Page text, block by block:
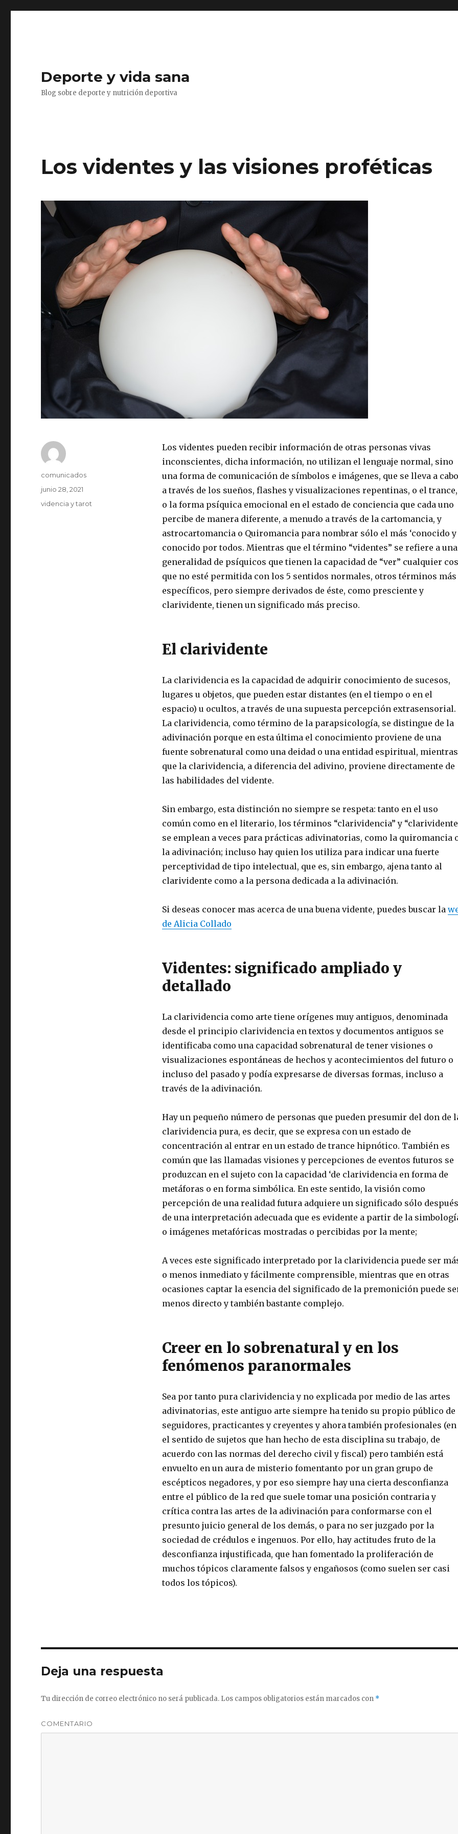
Deporte y vida sana
Blog sobre deporte y nutrición deportiva
Los videntes y las visiones proféticas
Los videntes pueden recibir información de otras personas vivas
inconscientes, dicha información, no utilizan el lenguaje normal, sino
una forma de comunicación de símbolos e imágenes, que se lleva a cabo
a través de los sueños, flashes y visualizaciones repentinas, o el trance,
o la forma psíquica emocional en el estado de conciencia que cada uno
percibe de manera diferente, a menudo a través de la cartomancia, y
astrocartomancia o Quiromancia para nombrar sólo el más ‘conocido y
conocido por todos. Mientras que el término “videntes” se refiere a una
generalidad de psíquicos que tienen la capacidad de “ver” cualquier
que no esté permitida con los 5 sentidos normales, otros términos más
específicos, pero siempre derivados de éste, como presciente y
clarividente, tienen un significado más preciso.
El clarividente
La clarividencia es la capacidad de adquirir conocimiento de sucesos,
lugares u objetos, que pueden estar distantes (en el tiempo o en el
espacio) u ocultos, a través de una supuesta percepción extrasensorial.
La clarividencia, como término de la parapsicología, se distingue de la
adivinación porque en esta última el conocimiento proviene de una
fuente sobrenatural como una deidad o una entidad espiritual, mientras
que la clarividencia, a diferencia del adivino, proviene directamente de
las habilidades del vidente.
Sin embargo, esta distinción no siempre se respeta: tanto en el uso
común como en el literario, los términos “clarividencia” y
se emplean a veces para prácticas adivinatorias, como la quiromancia
la adivinación; incluso hay quien los utiliza para indicar una fuerte
perceptividad de tipo intelectual, que es, sin embargo, ajena tanto al
clarividente como a la persona dedicada a la adivinación.
Si deseas conocer mas acerca de una buena vidente, puedes buscar la
de Alicia Collado
Videntes: significado ampliado y
detallado
La clarividencia como arte tiene orígenes muy antiguos, denominada
desde el principio clarividencia en textos y documentos antiguos se
identificaba como una capacidad sobrenatural de tener visiones o
visualizaciones espontáneas de hechos y acontecimientos del futuro o
incluso del pasado y podía expresarse de diversas formas, incluso a
través de la adivinación.
Hay un pequeño número de personas que pueden presumir del don de
clarividencia pura, es decir, que se expresa con un estado de
concentración al entrar en un estado de trance hipnótico. También es
común que las llamadas visiones y percepciones de eventos futuros se
produzcan en el sujeto con la capacidad ‘de clarividencia en forma de
metáforas o en forma simbólica. En este sentido, la visión como
percepción de una realidad futura adquiere un significado sólo después
de una interpretación adecuada que es evidente a partir de la
o imágenes metafóricas mostradas o percibidas por la mente;
A veces este significado interpretado por la clarividencia puede ser
o menos inmediato y fácilmente comprensible, mientras que en otras
ocasiones captar la esencia del significado de la premonición puede
menos directo y también bastante complejo.
Creer en lo sobrenatural y en los
fenómenos paranormales
Sea por tanto pura clarividencia y no explicada por medio de las artes
adivinatorias, este antiguo arte siempre ha tenido su propio público de
seguidores, practicantes y creyentes y ahora también profesionales (en
el sentido de sujetos que han hecho de esta disciplina su trabajo, de
acuerdo con las normas del derecho civil y fiscal) pero también está
envuelto en un aura de misterio fomentanto por un gran grupo de
escépticos negadores, y por eso siempre hay una cierta desconfianza
entre el público de la red que suele tomar una posición contraria y
crítica contra las artes de la adivinación para conformarse con el
presunto juicio general de los demás, o para no ser juzgado por la
sociedad de crédulos e ingenuos. Por ello, hay actitudes fruto de la
desconfianza injustificada, que han fomentado la proliferación de
muchos tópicos claramente falsos y engañosos (como suelen ser casi
todos los tópicos).
Autor
comunicados
Publicado
el
junio 28, 2021
Categorías
videncia y tarot
Deja una respuesta
Tu dirección de correo electrónico no será publicada. Los campos obligatorios están marcados con *
COMENTARIO